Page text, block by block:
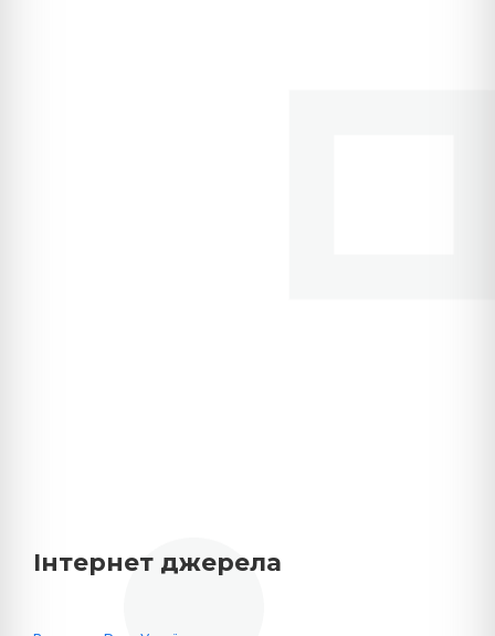
Інтернет джерела